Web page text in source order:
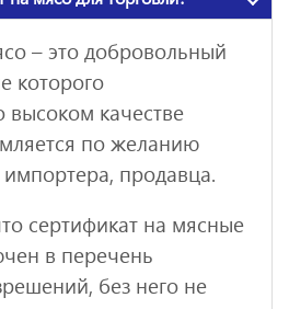
– это добровольный
которого
высоком качестве
по желанию
импортера, продавца.
сертификат на мясные
в перечень
без него не